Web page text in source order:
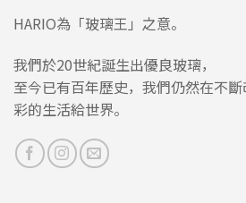
HARIO為「玻璃王」之意。
我們於20世紀誕生出優良玻璃，
至今已有百年歷史，我們仍然在不
彩的生活給世界。